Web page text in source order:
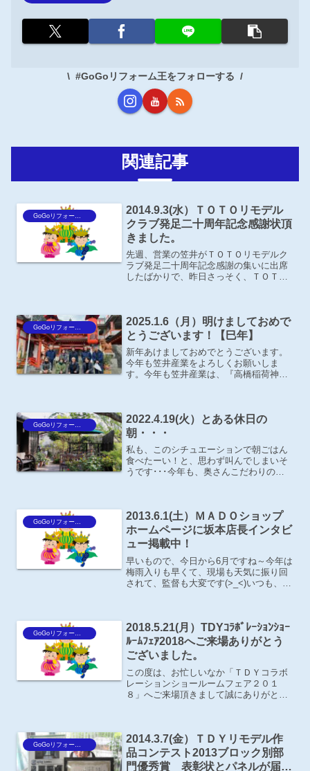
#GoGoリフォーム王をフォローする
関連記事
2014.9.3(水）ＴＯＴＯリモデル
クラブ発足二十周年記念感謝状頂
きました。
先週、営業の笠井がＴＯＴＯリモデルク
ラブ発足二十周年記念感謝の集いに出席
したばかりで、昨日さっそく、ＴＯＴＯ
まな活動を通してこれか...
2025.1.6（月）明けましておめで
とうございます！【巳年】
新年あけましておめでとうございます。
今年も笠井産業をよろしくお願いしま
す。今年も笠井産業は、『高橋稲荷神
中を押してくれてるようです！高...
2022.4.19(火）とある休日の
朝・・・
私も、このシチュエーションで朝ごはん
食べたーい！と、思わず叫んでしまいそ
うです･･･今年も、奥さんこだわりのお
GoGoリフォーム王Blog
2013.6.1(土）ＭＡＤＯショップ
ホームページに坂本店長インタビ
ュー掲載中！
早いもので、今日から6月ですね～今年は
梅雨入りも早くて、現場も天気に振り回
されて、監督も大変です(>_<)いつも、弊
ージに「マドカ...
GoGoリフォーム王Blog
2018.5.21(月）TDYｺﾗﾎﾞﾚｰｼｮﾝｼｮｰ
ﾙｰﾑﾌｪｱ2018へご来場ありがとう
ございました。
この度は、お忙しいなか「ＴＤＹコラボ
レーションショールームフェア２０１
８」へご来場頂きまして誠にありがとう
ョールームへ足を運ばない方...
GoGoリフォーム王Blog
2014.3.7(金）ＴＤＹリモデル作
品コンテスト2013ブロック別部
門優秀賞 表彰状とパネルが届き